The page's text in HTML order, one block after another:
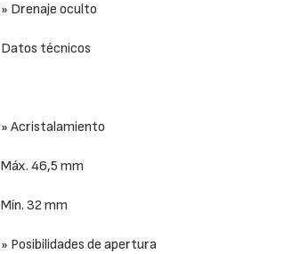
» Drenaje oculto
Datos técnicos
» Acristalamiento
Máx. 46,5 mm
Mín. 32 mm
» Posibilidades de apertura